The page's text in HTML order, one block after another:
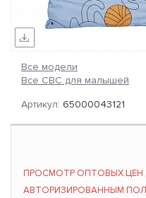
Все модели
Все СВС для малышей
Артикул: 65000043121
ПРОСМОТР ОПТОВЫХ ЦЕН
АВТОРИЗИРОВАННЫМ